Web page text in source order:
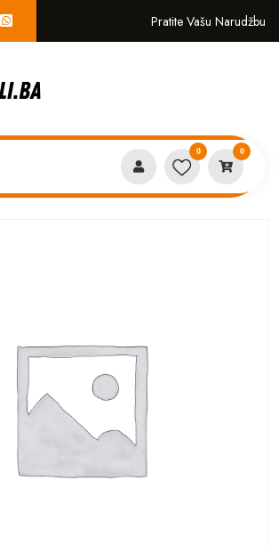
Pratite Vašu Narudžbu
0 0
Buzzer Xiaomi Redmi 9T